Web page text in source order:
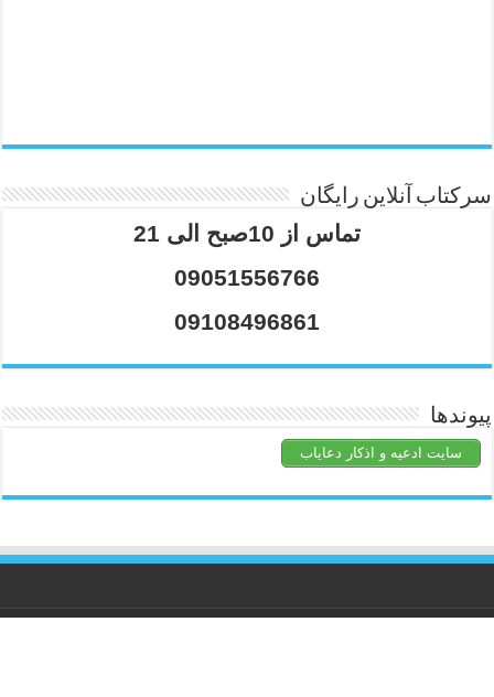
سرکتاب آنلاین رایگان
تماس از 10صبح الی 21
09051556766
09108496861
پیوندها
سایت ادعیه و اذکار دعایاب